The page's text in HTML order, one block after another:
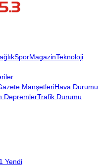
SporMagazinTeknoloji
ManşetleriHava Durumu
DepremlerTrafik Durumu
Yendi